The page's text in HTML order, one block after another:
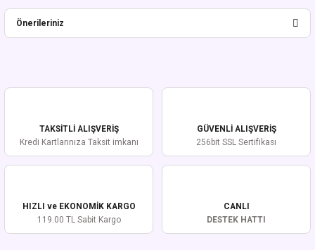
Bu ürüne ilk yorumu siz yapın!
Önerileriniz
Ürün resmi kalitesiz, bozuk veya görüntülenemiyor.
Ürün fiyatı diğer sitelerden daha pahalı.
Bu ürüne benzer farklı alternatifler olmalı.
TAKSİTLİ ALIŞVERİŞ
Kredi Kartlarınıza Taksit imkanı
GÜVENLİ ALIŞVERİŞ
256bit SSL Sertifikası
HIZLI ve EKONOMİK KARGO
119.00 TL Sabit Kargo
CANLI
DESTEK HATTI